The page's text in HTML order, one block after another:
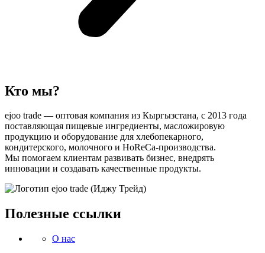
Кто мы?
ejoo trade — оптовая компания из Кыргызстана, с 2013 года
поставляющая пищевые ингредиенты, масложировую
продукцию и оборудование для хлебопекарного,
кондитерского, молочного и HoReCa-производства.
Мы помогаем клиентам развивать бизнес, внедрять
инновации и создавать качественные продукты.
Полезные ссылки
О нас